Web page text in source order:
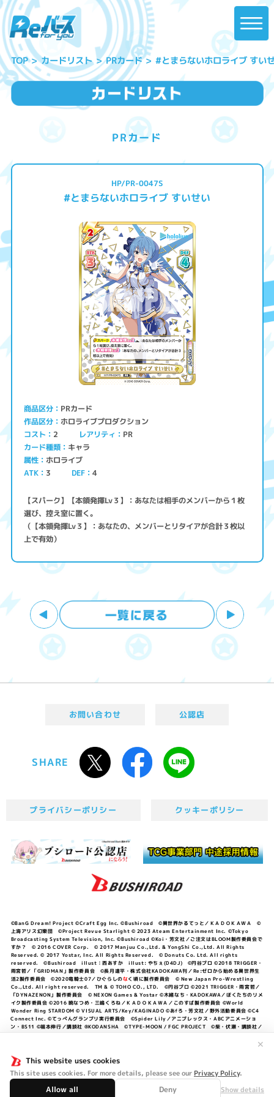
This website uses cookies
This site uses cookies. For more details, please see our Privacy Policy.
Allow all Deny Show details
✕
TOP カードリスト PRカード #とまらないホロライブ すい
PRカード
HP/PR-0047S
#とまらないホロライブ すいせい
商品区分 PRカード
作品区分 ホロライブプロダクション
コスト 2 レアリティ PR
カード種類 キャラ
属性 ホロライブ
ATK 3 DEF 4
【スパーク】【本領発揮Lv３】：あなたは相手のメンバーから１枚
選び、控え室に置く。
（【本領発揮Lv３】：あなたの、メンバーとリタイアが合計３枚以
上で有効）
お問い合わせ 公認店
SHARE
プライバシーポリシー クッキーポリシー
©BanG Dream! Project ©Craft Egg Inc. ©Bushiroad ©異世界かるてっと／ＫＡＤＯＫＡＷＡ ©
上海アリス幻樂団 ©Project Revue Starlight © 2023 Ateam Entertainment Inc. ©Tokyo
Broadcasting System Television, Inc. ©Bushiroad ©Koi・芳文社／ご注文はBLOOM製作委員会で
すか？ © 2016 COVER Corp. © 2017 Manjuu Co.,Ltd. & YongShi Co.,Ltd. All Rights
Reserved. © 2017 Yostar, Inc. All Rights Reserved. © Donuts Co. Ltd. All rights
reserved. ©Bushiroad illust：西あすか illust: やちぇ(D4DJ) ©円谷プロ ©2018 TRIGGER・
雨宮哲／「GRIDMAN」製作委員会 ©長月達平・株式会社KADOKAWA刊／Re:ゼロから始める異世界生
活2製作委員会 ©2020竜騎士07／ひぐらしのなく頃に製作委員会 © New Japan Pro-Wrestling
Co.,Ltd. All right reserved. TM & © TOHO CO., LTD. ©円谷プロ ©2021 TRIGGER・雨宮哲／
「DYNAZENON」製作委員会 © NEXON Games & Yostar ©木緒なち・KADOKAWA／ぼくたちのリメ
イク製作委員会 ©2016 暁なつめ・三嶋くろね／ＫＡＤＯＫＡＷＡ／このすば製作委員会 ©World
Wonder Ring STARDOM © VISUAL ARTS/Key/KAGINADO ©あfろ・芳文社／野外活動委員会 ©C4
Connect Inc. ©てっぺんグランプリ実行委員会 ©Spider Lily／アニプレックス・ABCアニメーショ
ン・BS11 ©福本伸行／講談社 ®KODANSHA ©TYPE-MOON / FGC PROJECT ©柴・伏瀬・講談社／
©中村力斗・野澤ゆき子／集英社・君のことが大大大大大好きな製作委員会 ©IIS-P／ぽんのみち製作委
員会 ©円谷プロ ©2023 TRIGGER・雨宮哲／「劇場版グリッドマンユニバース」製作委員会 © NEXON
Games／アビドス商店街 ©プロジェクトラブライブ！蓮ノ空女学院スクールアイドルクラブ ©「勇気爆
発バーンブレイバーン」製作委員会